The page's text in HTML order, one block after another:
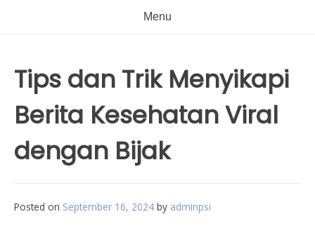
Menu
Tips dan Trik Menyikapi
Berita Kesehatan Viral
dengan Bijak
Posted on September 16, 2024 by adminpsi